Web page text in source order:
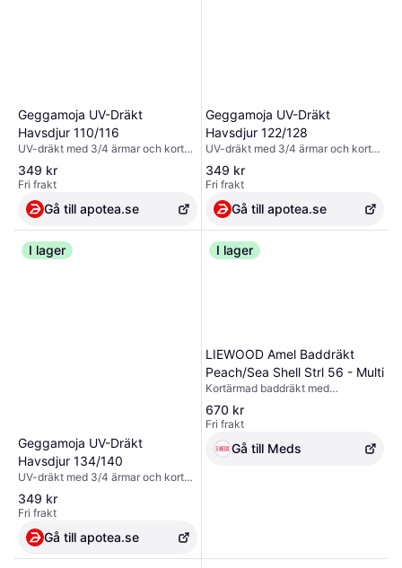
Geggamoja UV-Dräkt
Havsdjur 110/116
UV-dräkt med 3/4 ärmar och korta
ben.
349 kr
Fri frakt
Gå till apotea.se
Geggamoja UV-Dräkt
Havsdjur 122/128
UV-dräkt med 3/4 ärmar och korta
ben.
349 kr
Fri frakt
Gå till apotea.se
I lager
Geggamoja UV-Dräkt
Havsdjur 134/140
UV-dräkt med 3/4 ärmar och korta
ben.
349 kr
Fri frakt
Gå till apotea.se
I lager
LIEWOOD Amel Baddräkt
Peach/Sea Shell Strl 56 - Multi
Kortärmad baddräkt med
dekorativa volanger och UV40+-
skydd. Tillverkad av stretchigt och
snabbtorkande tyg. Produkten
innehåller 82 % GRS-certifierad
återvunnen polyester. Dragkedjan
670 kr
Fri frakt
Gå till Meds